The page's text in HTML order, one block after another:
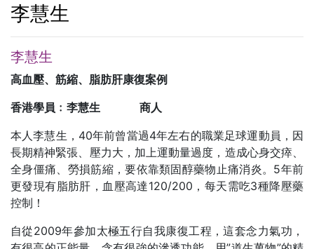
李慧生
李慧生
高血壓、筋縮、脂肪肝康復案例
香港學員﹕李慧生 商人
本人李慧生，40年前曾當過4年左右的職業足球運動員，因
長期精神緊張、壓力大，加上運動量過度，造成心身交瘁、
全身僵痛、勞損筋縮，要依靠類固醇藥物止痛消炎。5年前
更發現有脂肪肝，血壓高達120/200，每天需吃3種降壓藥
控制！
自從2009年參加太極五行自我康復工程，這套念力氣功，